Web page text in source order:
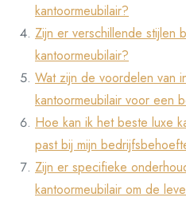
kantoormeubilair?
Zijn er verschillende stijlen
kantoormeubilair?
Wat zijn de voordelen van
kantoormeubilair voor een
Hoe kan ik het beste luxe
past bij mijn
Zijn er specifieke
kantoormeubilair om de